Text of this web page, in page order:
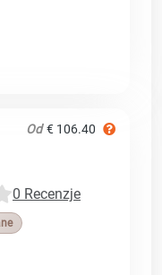
Od € 106.40
0 Recenzje